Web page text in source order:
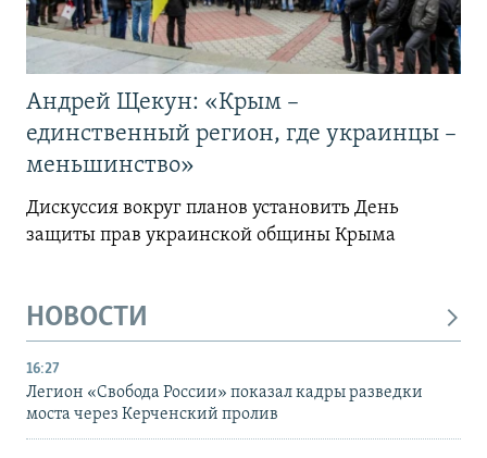
Андрей Щекун: «Крым –
единственный регион, где украинцы –
меньшинство»
Дискуссия вокруг планов установить День
защиты прав украинской общины Крыма
НОВОСТИ
16:27
Легион «Свобода России» показал кадры разведки
моста через Керченский пролив